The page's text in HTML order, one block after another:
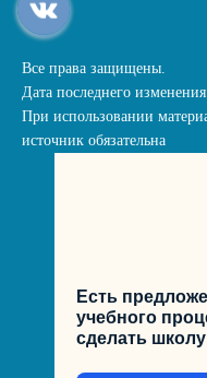
Все права защищены.
Дата последнего
При использовании
источник обязательна
Есть
учебного
сделать